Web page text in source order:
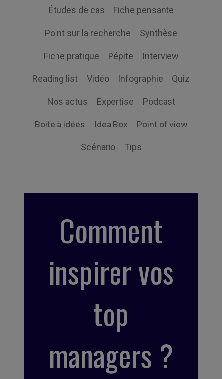
Études de cas Fiche pensante
Point sur la recherche Synthèse
Fiche pratique Pépite Interview
Reading list Vidéo Infographie Quiz
Nos actus Expertise Podcast
Boite à idées Idea Box Point of view
Scénario Tips
Comment
inspirer vos
top
managers ?